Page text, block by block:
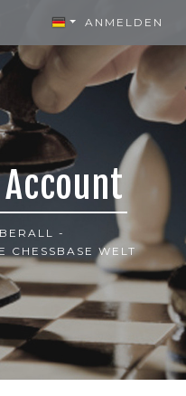
ANMELDEN
-
CHESSBASE WELT